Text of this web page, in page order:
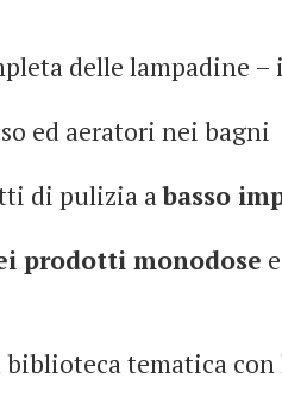
delle lampadine
ed aeratori nei bagni
di pulizia abasso
prodotti monodose
biblioteca tematica